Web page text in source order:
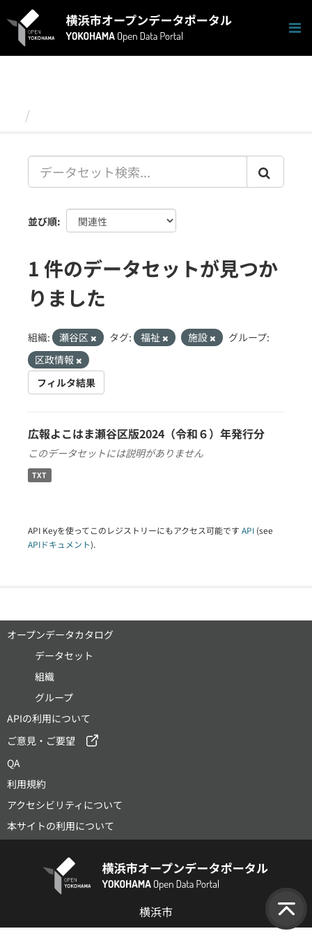
キ
並び順
1 件のデータセットが見つか
りました
組織: 瀬谷区 タグ: 福祉 施設
グループ:
区政情報
フィルタ結果
広報よこはま瀬谷区版2024（令和６）年発行分
このデータセットには説明がありません
TXT
API Keyを使ってこのレジストリーにもアクセス可能です API (see
APIドキュメント).
オープンデータカタログ
データセット
組織
グループ
APIの利用について
ご意見・ご要望
QA
利用規約
アクセシビリティについて
本サイトの利用について
横浜市